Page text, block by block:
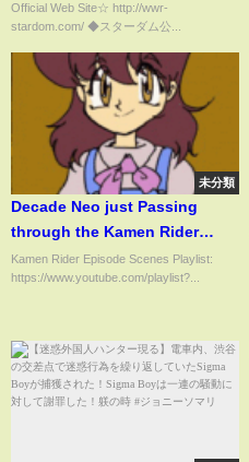
定！【STARDOM】
Official Web Site☆ http://wwr-
stardom.com/ ◆スターダム公...
未分類
Decade Neo just Passing
through the Kamen Rider
Episode | Kamen Rider
Decade 360P
Kamen Rider Episode Scenes Playlist:
https://www.youtube.com/playlist?...